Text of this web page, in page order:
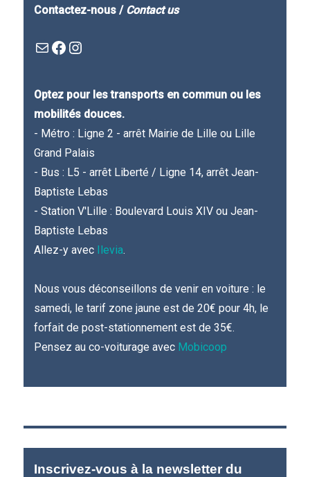
Contactez-nous / Contact us
Mail
Facebook : Festivla des livres d'en hautInstagram
Optez pour les transports en commun ou les
mobilités douces.
- Métro : Ligne 2 - arrêt Mairie de Lille ou Lille
Grand Palais
- Bus : L5 - arrêt Liberté / Ligne 14, arrêt Jean-
Baptiste Lebas
- Station V'Lille : Boulevard Louis XIV ou Jean-
Baptiste Lebas
Allez-y avec Ilevia.
Nous vous déconseillons de venir en voiture : le
samedi, le tarif zone jaune est de 20€ pour 4h, le
forfait de post-stationnement est de 35€.
Pensez au co-voiturage avec Mobicoop
Inscrivez-vous à la newsletter du